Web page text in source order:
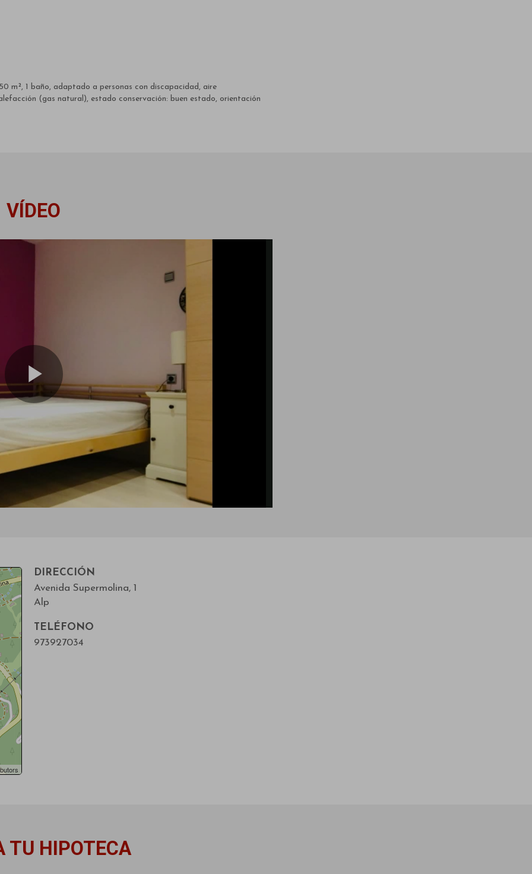
m², 1 baño, adaptado a personas con discapacidad, aire
(gas natural), estado conservación: buen estado, orientación
VÍDEO
DIRECCIÓN
Avenida Supermolina, 1
Alp
TELÉFONO
973927034
TU HIPOTECA